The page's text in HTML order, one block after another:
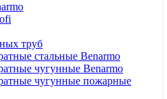
труб
стальные Benarmo
чугунные Benarmo
чугунные пожарные